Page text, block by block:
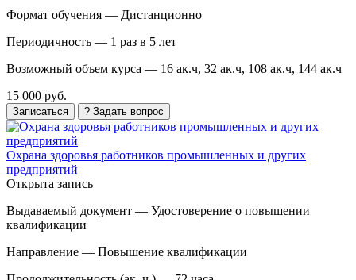
Формат обучения — Дистанционно
Периодичность — 1 раз в 5 лет
Возможный объем курса — 16 ак.ч, 32 ак.ч, 108 ак.ч, 144 ак.ч
15 000 руб.
Записаться ? Задать вопрос
Охрана здоровья работников промышленных и других
предприятий
Открыта запись
Выдаваемый документ — Удостоверение о повышении
квалификации
Направление — Повышение квалификации